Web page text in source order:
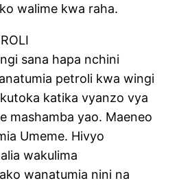
walime kwa raha.
sana hapa nchini
petroli kwa wingi
katika vyanzo vya
mashamba yao. Maeneo
Umeme. Hivyo
wakulima
wanatumia nini na